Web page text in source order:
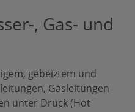
, Gas- und
gebeiztem und
Gasleitungen
unter Druck (Hot